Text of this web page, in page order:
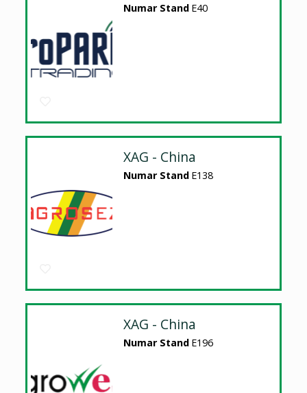
Numar Stand E40
XAG - China
Numar Stand E138
XAG - China
Numar Stand E196